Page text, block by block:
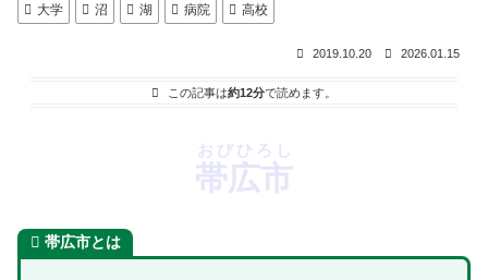
大学
沼 湖 病院 高校
2019.10.20 2026.01.15
この記事は約12分で読めます。
帯広市
おびひろし
帯広市とは